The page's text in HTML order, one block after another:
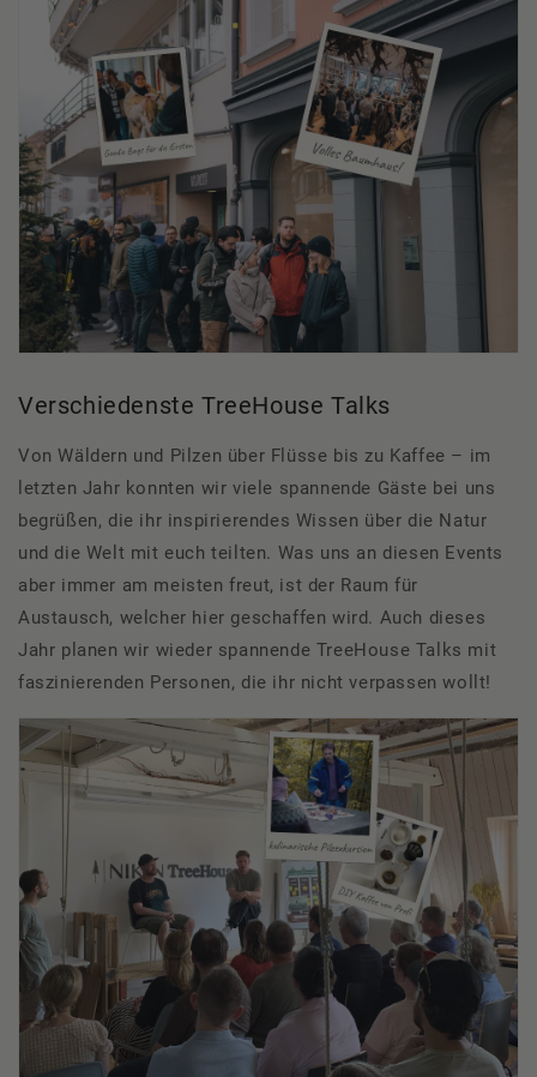
Verschiedenste TreeHouse Talks
Von Wäldern und Pilzen über Flüsse bis zu Kaffee – im
letzten Jahr konnten wir viele spannende Gäste bei uns
begrüßen, die ihr inspirierendes Wissen über die Natur
und die Welt mit euch teilten. Was uns an diesen Events
aber immer am meisten freut, ist der Raum für
Austausch, welcher hier geschaffen wird. Auch dieses
Jahr planen wir wieder spannende TreeHouse Talks mit
faszinierenden Personen, die ihr nicht verpassen wollt!